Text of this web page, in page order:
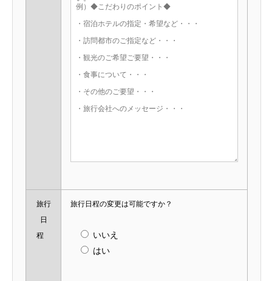
旅行
日
程
旅行日程の変更は可能ですか？
いいえ
はい